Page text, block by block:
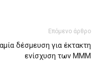
Επόμενο άρθρο
δέσμευση για έκτακτη
ενίσχυση των ΜΜΜ